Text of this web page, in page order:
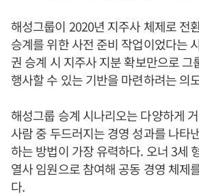
해성그룹이 2020년 지주사 체제로 전
승계를 위한 사전 준비 작업이었다는
권 승계 시 지주사 지분 확보만으로 그
행사할 수 있는 기반을 마련하려는 의
해성그룹 승계 시나리오는 다양하게
사람 중 두드러지는 경영 성과를 나타
하는 방법이 가장 유력하다. 오너 3세
열사 임원으로 참여해 공동 경영 체제
다.